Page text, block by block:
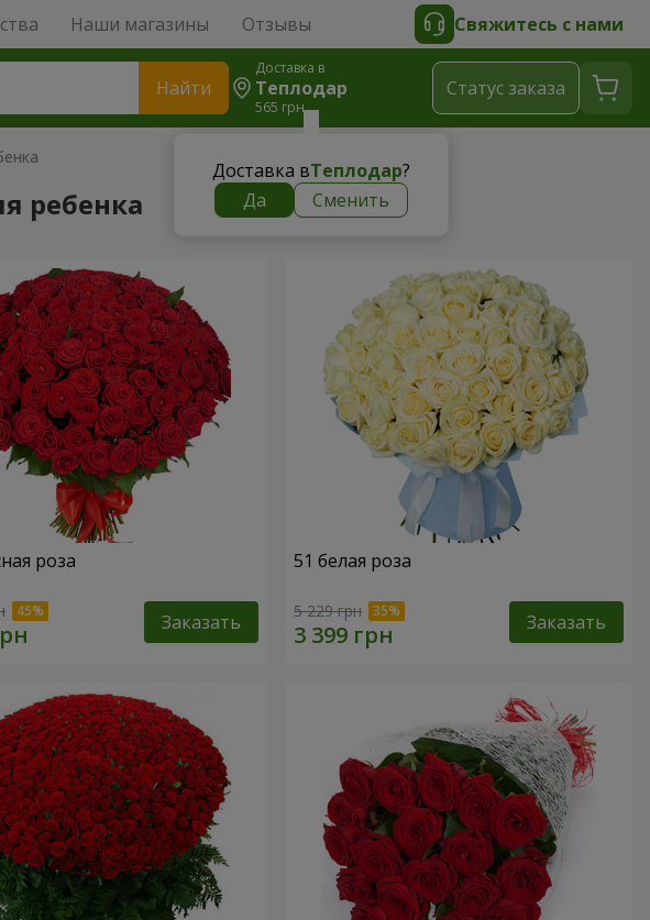
Наши магазины Отзывы Свяжитесь с нами
Найти
Доставка в
Теплодар
565 грн
Доставка вТеплодар?
Да
Сменить
Cтатус заказа
ребенка
роза
Заказать
51 белая роза
5 229 грн Заказать